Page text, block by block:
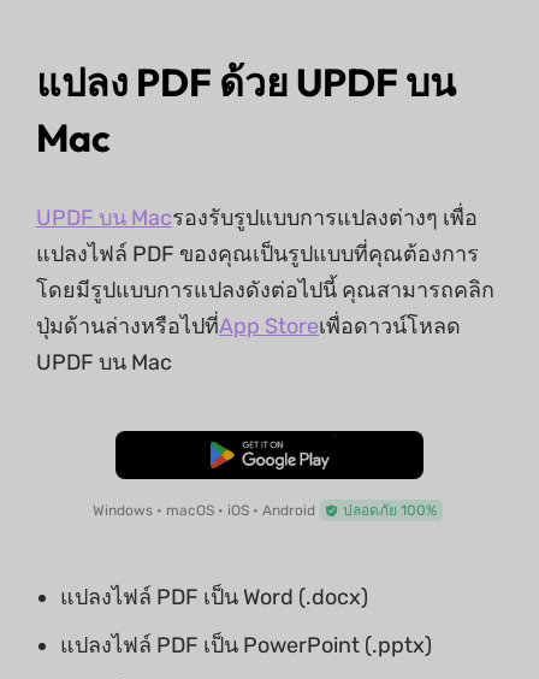
แปลง PDF ด้วย UPDF บน
Mac
UPDF บน Macรองรับรูปแบบการแปลงต่างๆ เพื่อ
แปลงไฟล์ PDF ของคุณเป็นรูปแบบที่คุณต้องการ
โดยมีรูปแบบการแปลงดังต่อไปนี้ คุณสามารถคลิก
ปุ่มด้านล่างหรือไปที่App Storeเพื่อดาวน์โหลด
UPDF บน Mac
ดาวน์โหลดฟรี
Windows • macOS • iOS • Android ปลอดภัย 100%
แปลงไฟล์ PDF เป็น Word (.docx)
แปลงไฟล์ PDF เป็น PowerPoint (.pptx)